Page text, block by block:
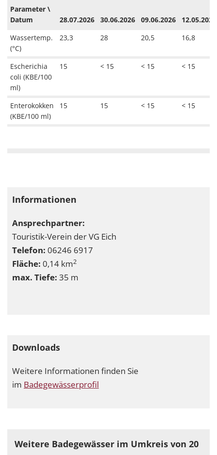
Parameter \
Datum
28.07.2026 30.06.2026 09.06.2026
12.05.2026
Wassertemp.
(°C)
23,3 28 20,5 16,8
Escherichia
coli (KBE/100
ml)
15 < 15 < 15 < 15
Enterokokken
(KBE/100 ml)
15 15 < 15 < 15
Informationen
Ansprechpartner:
Touristik-Verein der VG Eich
Telefon: 06246 6917
Fläche: 0,14 km2
max. Tiefe: 35 m
Downloads
Weitere Informationen finden Sie
im Badegewässerprofil
Weitere Badegewässer im Umkreis von 20